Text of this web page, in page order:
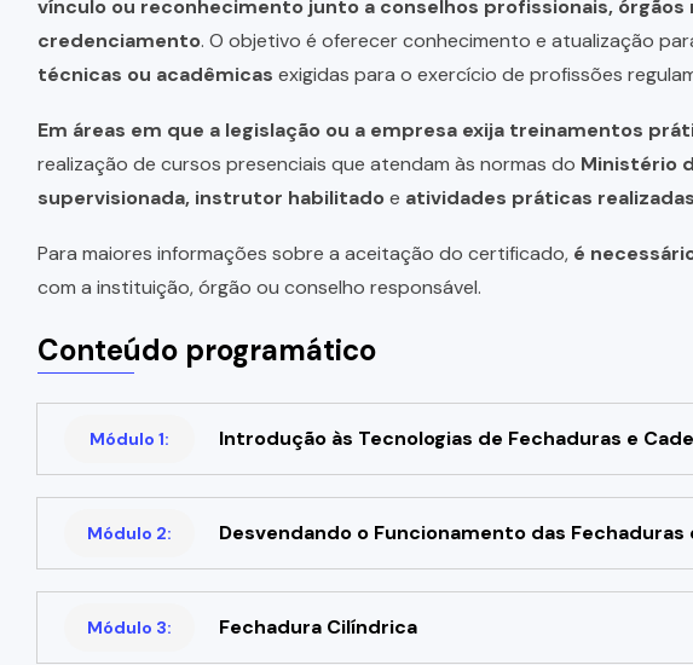
vínculo ou reconhecimento junto a conselhos profissionais,
credenciamento. O objetivo é oferecer conhecimento e atualização
técnicas ou acadêmicas exigidas para o exercício de profissões
Em áreas em que a legislação ou a empresa exija treinamentos
realização de cursos presenciais que atendam às normas do Ministério
supervisionada, instrutor habilitadoe atividades práticas
Para maiores informações sobre a aceitação do certificado, é
com a instituição, órgão ou conselho responsável.
Conteúdo programático
Módulo 1: Introdução às Tecnologias de Fechaduras e
Módulo 2: Desvendando o Funcionamento das Fechaduras
Módulo 3: Fechadura Cilíndrica